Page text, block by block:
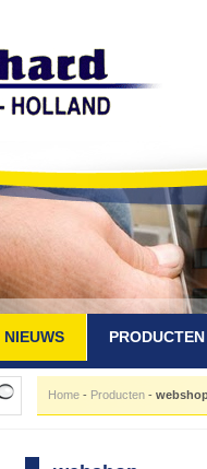
NIEUWS PRODUCTEN
Home - Producten -